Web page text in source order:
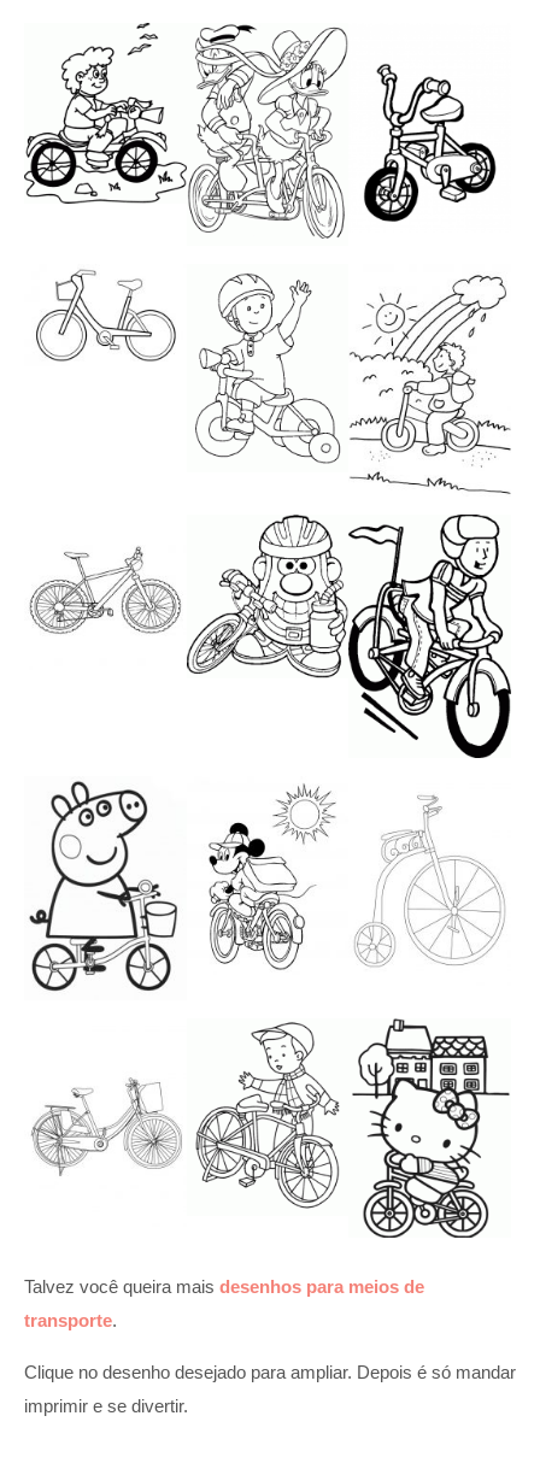
Talvez você queira mais desenhos para meios de
transporte.
Clique no desenho desejado para ampliar. Depois é só mandar
imprimir e se divertir.